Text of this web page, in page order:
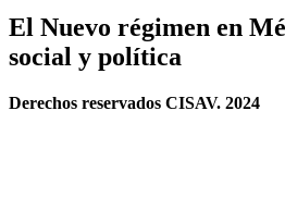
El Nuevo régimen en
social y política
Derechos reservados CISAV. 2024